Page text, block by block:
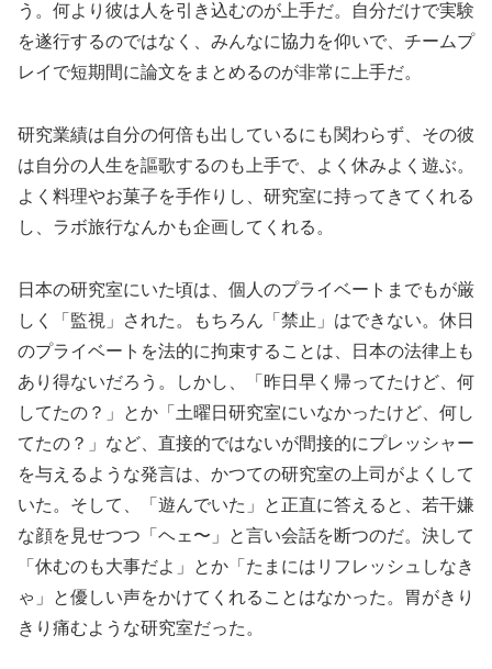
う。何より彼は人を引き込むのが上手だ。自分だけで実験
を遂行するのではなく、みんなに協力を仰いで、チームプ
レイで短期間に論文をまとめるのが非常に上手だ。
研究業績は自分の何倍も出しているにも関わらず、その彼
は自分の人生を謳歌するのも上手で、よく休みよく遊ぶ。
よく料理やお菓子を手作りし、研究室に持ってきてくれる
し、ラボ旅行なんかも企画してくれる。
日本の研究室にいた頃は、個人のプライベートまでもが厳
しく「監視」された。もちろん「禁止」はできない。休日
のプライベートを法的に拘束することは、日本の法律上も
あり得ないだろう。しかし、「昨日早く帰ってたけど、何
してたの？」とか「土曜日研究室にいなかったけど、何し
てたの？」など、直接的ではないが間接的にプレッシャー
を与えるような発言は、かつての研究室の上司がよくして
いた。そして、「遊んでいた」と正直に答えると、若干嫌
な顔を見せつつ「ヘェ〜」と言い会話を断つのだ。決して
「休むのも大事だよ」とか「たまにはリフレッシュしなき
ゃ」と優しい声をかけてくれることはなかった。胃がきり
きり痛むような研究室だった。